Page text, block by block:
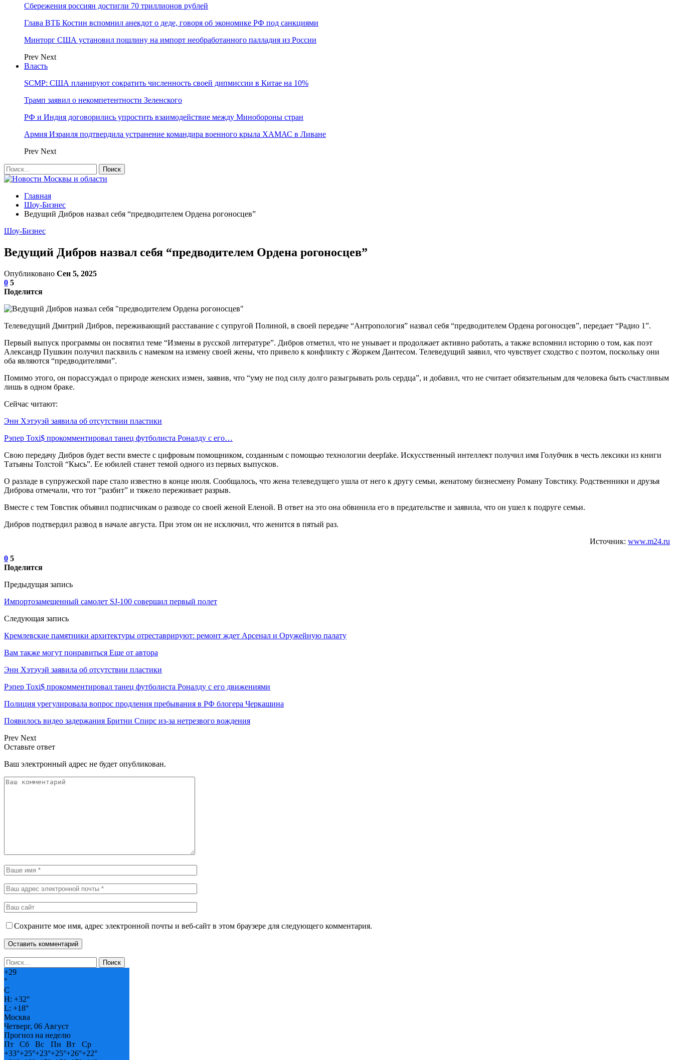
Сбережения россиян достигли 70 триллионов рублей
Глава ВТБ Костин вспомнил анекдот о деде, говоря об экономике РФ под санкциями
Минторг США установил пошлину на импорт необработанного палладия из России
Prev Next
Власть
SCMP: США планируют сократить численность своей дипмиссии в Китае на 10%
Трамп заявил о некомпетентности Зеленского
РФ и Индия договорились упростить взаимодействие между Минобороны стран
Армия Израиля подтвердила устранение командира военного крыла ХАМАС в Ливане
Prev Next
Главная
Шоу-Бизнес
Ведущий Дибров назвал себя “предводителем Ордена рогоносцев”
Шоу-Бизнес
Ведущий Дибров назвал себя “предводителем Ордена рогоносцев”
Опубликовано Сен 5, 2025
0 5
Поделится
Телеведущий Дмитрий Дибров, переживающий расставание с супругой Полиной, в своей передаче “Антропология” назвал себя “предводителем Ордена рогоносцев”, передает “Радио 1”.
Первый выпуск программы он посвятил теме “Измены в русской литературе”. Дибров отметил, что не унывает и продолжает активно работать, а также вспомнил историю о том, как поэт
Александр Пушкин получил пасквиль с намеком на измену своей жены, что привело к конфликту с Жоржем Дантесом. Телеведущий заявил, что чувствует сходство с поэтом, поскольку они
оба являются “предводителями”.
Помимо этого, он порассуждал о природе женских измен, заявив, что “уму не под силу долго разыгрывать роль сердца”, и добавил, что не считает обязательным для человека быть счастливым
лишь в одном браке.
Сейчас читают:
Энн Хэтэуэй заявила об отсутствии пластики
Рэпер Toxi$ прокомментировал танец футболиста Роналду с его…
Свою передачу Дибров будет вести вместе с цифровым помощником, созданным с помощью технологии deepfake. Искусственный интеллект получил имя Голубчик в честь лексики из книги
Татьяны Толстой “Кысь”. Ее юбилей станет темой одного из первых выпусков.
О разладе в супружеской паре стало известно в конце июля. Сообщалось, что жена телеведущего ушла от него к другу семьи, женатому бизнесмену Роману Товстику. Родственники и друзья
Диброва отмечали, что тот “разбит” и тяжело переживает разрыв.
Вместе с тем Товстик объявил подписчикам о разводе со своей женой Еленой. В ответ на это она обвинила его в предательстве и заявила, что он ушел к подруге семьи.
Дибров подтвердил развод в начале августа. При этом он не исключил, что женится в пятый раз.
Источник: www.m24.ru
0 5
Поделится
Предыдущая запись
Импортозамещенный самолет SJ-100 совершил первый полет
Следующая запись
Кремлевские памятники архитектуры отреставрируют: ремонт ждет Арсенал и Оружейную палату
Вам также могут понравиться Еще от автора
Энн Хэтэуэй заявила об отсутствии пластики
Рэпер Toxi$ прокомментировал танец футболиста Роналду с его движениями
Полиция урегулировала вопрос продления пребывания в РФ блогера Черкашина
Появилось видео задержания Бритни Спирс из-за нетрезвого вождения
Prev Next
Оставьте ответ
Ваш электронный адрес не будет опубликован.
Сохраните мое имя, адрес электронной почты и веб-сайт в этом браузере для следующего комментария.
+29
°
C
H: +32°
L: +18°
Москва
Четверг, 06 Август
Прогноз на неделю
Пт
Сб Вс Пн Вт
Ср
+33°+25°+23°+25°+26°+22°